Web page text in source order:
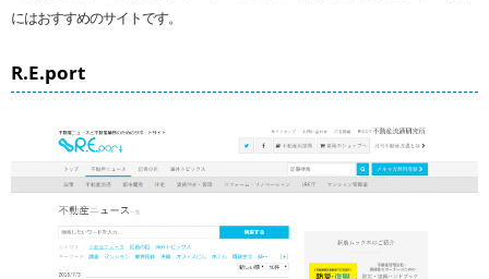
にはおすすめのサイトです。
R.E.port